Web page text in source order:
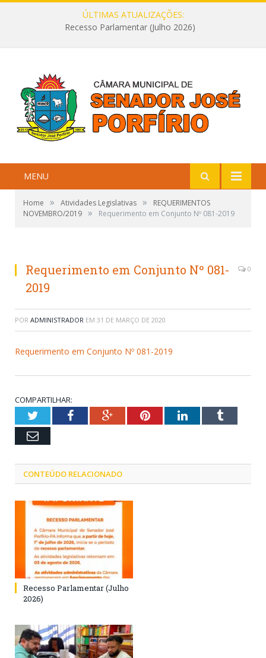
ÚLTIMAS ATUALIZAÇÕES:
Recesso Parlamentar (Julho 2026)
MENU
Home » Atividades Legislativas »
REQUERIMENTOS
NOVEMBRO/2019 » Requerimento em Conjunto Nº 081-2019
Requerimento em Conjunto Nº 081-
2019
0
POR ADMINISTRADOR EM 31 DE MARÇO DE 2020
Requerimento em Conjunto Nº 081-2019
COMPARTILHAR:
TwitterFacebookGoogle+PinterestLinkedInTumblr
Email
CONTEÚDO RELACIONADO
Recesso Parlamentar (Julho
2026)